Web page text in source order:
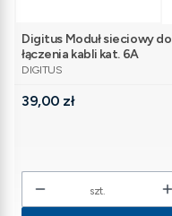
Digitus Moduł sieciowy do
łączenia kabli kat. 6A
ekranowany,
PRODUCENT
DIGITUS
Cena
39,00 zł
szt.